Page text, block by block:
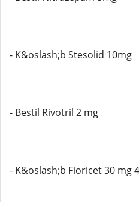
- K&oslash;b Stesolid 10mg
- Bestil Rivotril 2 mg
- K&oslash;b Fioricet 30 mg